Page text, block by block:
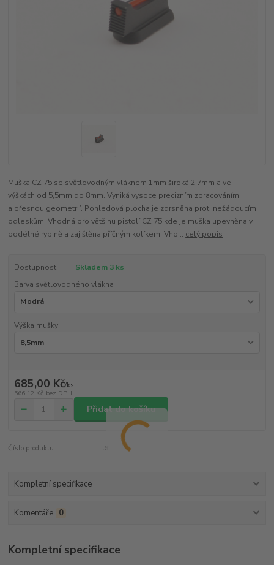
Muška CZ 75 se světlovodným vláknem 1mm široká 2,7mm a ve
výškách od 5,5mm do 8mm. Vyniká vysoce precizním zpracováním
a přesnou geometrií. Pohledová plocha je zdrsněna proti nežádoucím
odleskům. Vhodná pro většinu pistolí CZ 75,kde je muška upevněna v
podélné rybině a zajištěna příčným kolíkem. Vho... celý popis
Dostupnost
Skladem 3 ks
Barva světlovodného vlákna
Výška mušky
685,00 Kč/ks
566,12 Kč bez DPH
Přidat do košíku
Číslo produktu: .3
Kompletní specifikace
Komentáře 0
Kompletní specifikace